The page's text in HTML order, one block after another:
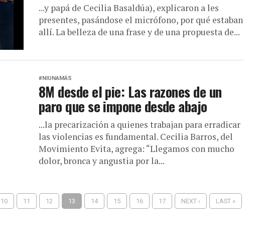
...y papá de Cecilia Basaldúa), explicaron a les
presentes, pasándose el micrófono, por qué estaban
allí. La belleza de una frase y de una propuesta de...
#NIUNAMÁS
8M desde el pie: Las razones de un
paro que se impone desde abajo
...la precarización a quienes trabajan para erradicar
las violencias es fundamental. Cecilia Barros, del
Movimiento Evita, agrega: “Llegamos con mucho
dolor, bronca y angustia por la...
10 11 12 13 14 15 16 17 NEXT › LAST »